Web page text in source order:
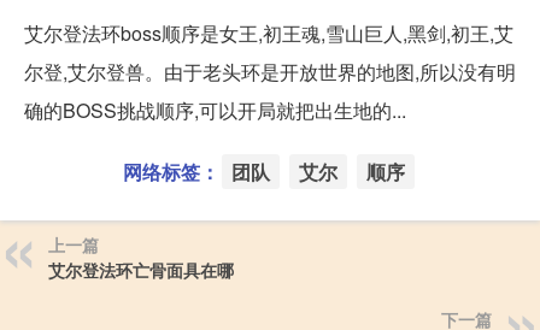
艾尔登法环boss顺序是女王,初王魂,雪山巨人,黑剑,初王,艾
尔登,艾尔登兽。由于老头环是开放世界的地图,所以没有明
确的BOSS挑战顺序,可以开局就把出生地的...
网络标签： 团队 艾尔 顺序
上一篇
艾尔登法环亡骨面具在哪
下一篇